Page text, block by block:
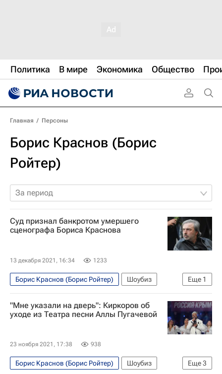
Политика В мире Экономика Общество
Главная / Персоны
Борис Краснов (Борис
Ройтер)
За период
Суд признал банкротом умершего
сценографа Бориса Краснова
13 декабря 2021, 16:34 1233
Еще 1
Борис Краснов (Борис Ройтер)
Шоубиз
Знаменитости
"Мне указали на дверь": Киркоров об
уходе из Театра песни Аллы Пугачевой
23 ноября 2021, 17:38 938
Еще3
Борис Краснов (Борис Ройтер)
Шоубиз